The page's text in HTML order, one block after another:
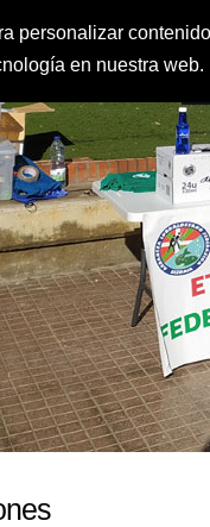
personalizar
en nuestra